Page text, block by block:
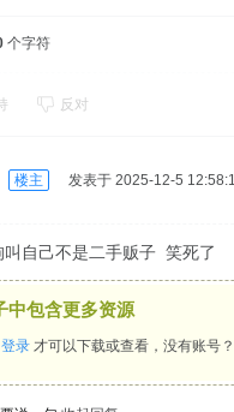
个字符
反对
楼主 发表于 2025-12-5
自己不是二手贩子 笑死了
中包含更多资源
登录 才可以下载或查看，没有账号？